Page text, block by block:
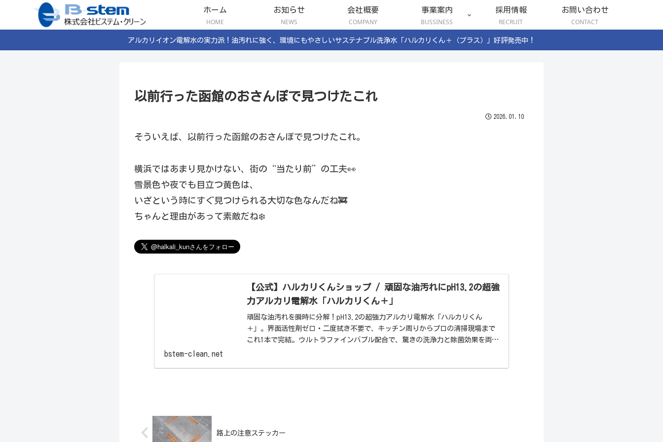
ホーム
HOME
お知らせ
NEWS
会社概要
COMPANY
事業案内
BUSSINESS
採用情報
RECRUIT
お問い合わせ
CONTACT
アルカリイオン電解水の実力派！油汚れに強く、環境にもやさしいサステナブル洗浄水「ハルカリくん＋（プラス）」好評発売中！
以前行った函館のおさんぽで見つけたこれ
2026.01.10
そういえば、以前行った函館のおさんぽで見つけたこれ。
横浜ではあまり見かけない、街の“当たり前”の工夫👀
雪景色や夜でも目立つ黄色は、
いざという時にすぐ見つけられる大切な色なんだね🚒
ちゃんと理由があって素敵だね❄️
【公式】ハルカリくんショップ / 頑固な油汚れにpH13.2の超強
力アルカリ電解水「ハルカリくん＋」
頑固な油汚れを瞬時に分解！pH13.2の超強力アルカリ電解水「ハルカリくん
＋」。界面活性剤ゼロ・二度拭き不要で、キッチン周りからプロの清掃現場まで
これ1本で完結。ウルトラファインバブル配合で、驚きの洗浄力と除菌効果を両立
bstem-clean.net
路上の注意ステッカー